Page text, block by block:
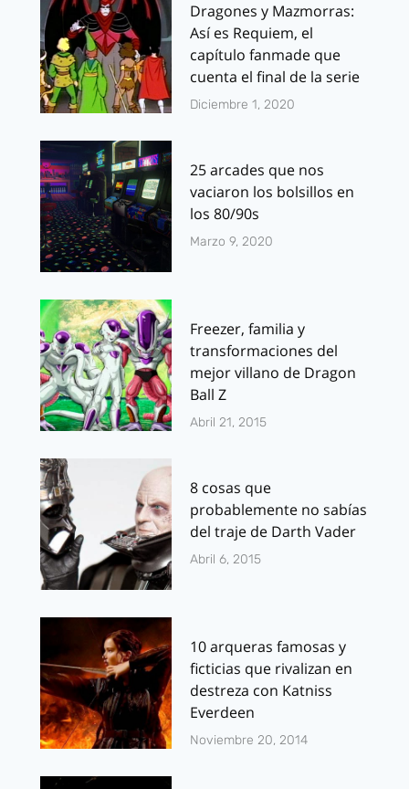
Dragones y Mazmorras:
Así es Requiem, el
capítulo fanmade que
cuenta el final de la serie
Diciembre 1, 2020
25 arcades que nos
vaciaron los bolsillos en
los 80/90s
Marzo 9, 2020
Freezer, familia y
transformaciones del
mejor villano de Dragon
Ball Z
Abril 21, 2015
8 cosas que
probablemente no sabías
del traje de Darth Vader
Abril 6, 2015
10 arqueras famosas y
ficticias que rivalizan en
destreza con Katniss
Everdeen
Noviembre 20, 2014